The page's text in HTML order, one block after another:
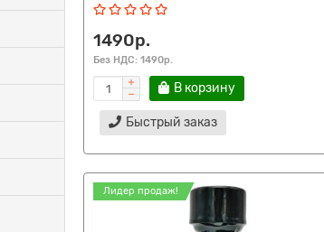
1490р.
Без НДС: 1490р.
В корзину
Быстрый заказ
Лидер продаж!